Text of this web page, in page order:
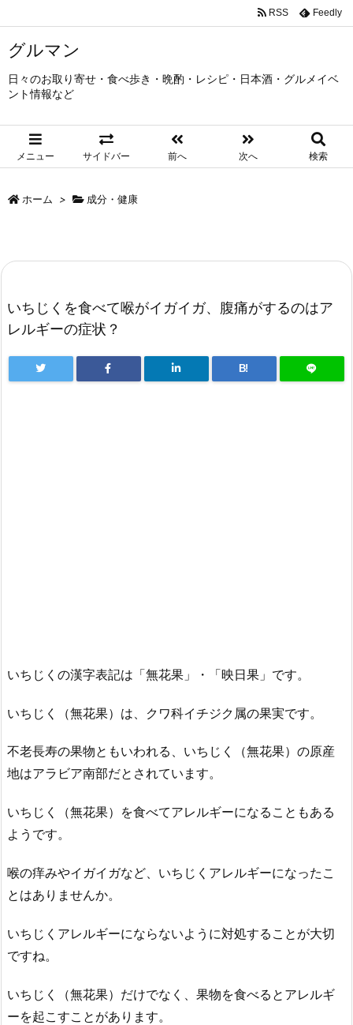
グルマン
日々のお取り寄せ・食べ歩き・晩酌・レシピ・日本酒・グルメイベ
ント情報など
メニュー サイドバー 前へ 次へ 検索
RSS Feedly
ホーム > 成分・健康
いちじくを食べて喉がイガイガ、腹痛がするのはア
レルギーの症状？
B!
いちじくの漢字表記は「無花果」・「映日果」です。
いちじく（無花果）は、クワ科イチジク属の果実です。
不老長寿の果物ともいわれる、いちじく（無花果）の原産
地はアラビア南部だとされています。
いちじく（無花果）を食べてアレルギーになることもある
ようです。
喉の痒みやイガイガなど、いちじくアレルギーになったこ
とはありませんか。
いちじくアレルギーにならないように対処することが大切
ですね。
いちじく（無花果）だけでなく、果物を食べるとアレルギ
ーを起こすことがあります。